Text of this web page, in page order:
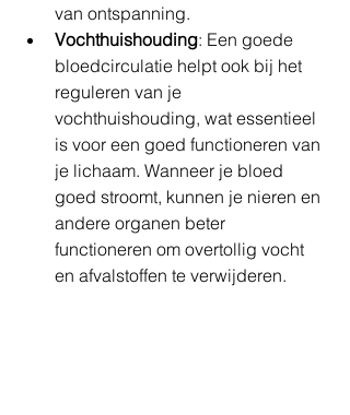
van ontspanning.
Vochthuishouding: Een goede
bloedcirculatie helpt ook bij het
reguleren van je
vochthuishouding, wat essentieel
is voor een goed functioneren van
je lichaam. Wanneer je bloed
goed stroomt, kunnen je nieren en
andere organen beter
functioneren om overtollig vocht
en afvalstoffen te verwijderen.